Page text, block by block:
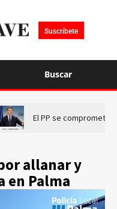
Suscríbete
Buscar
El PP se compromete
allanar y
en Palma